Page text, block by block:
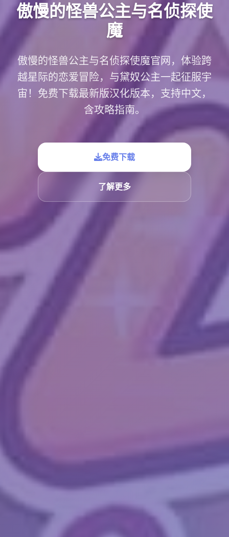
傲慢的怪兽公主与名侦探使
魔
傲慢的怪兽公主与名侦探使魔官网，体验跨
越星际的恋爱冒险，与黛奴公主一起征服宇
宙！免费下载最新版汉化版本，支持中文，
含攻略指南。
免费下载
了解更多